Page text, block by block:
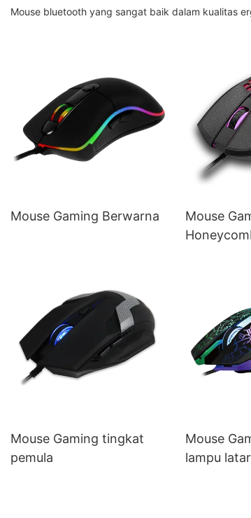
Mouse bluetooth yang sangat baik dalam kualitas
Mouse Gaming Berwarna
Mouse
Mouse Gaming tingkat
pemula
Mouse
lampu latar